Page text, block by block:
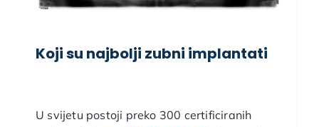
Koji su najbolji zubni implantati
U svijetu postoji preko 300 certificiranih